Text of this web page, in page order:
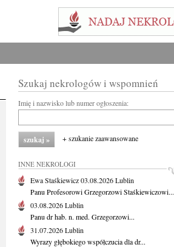
Szukaj nekrologów i wspomnień
Imię i nazwisko lub numer ogłoszenia:
+ szukanie zaawansowane
INNE NEKROLOGI
Ewa Staśkiewicz03.08.2026Lublin
Panu Profesorowi Grzegorzowi Staśkiewiczowi...
03.08.2026Lublin
Panu dr hab. n. med. Grzegorzowi...
31.07.2026Lublin
Wyrazy głębokiego współczucia dla dr...